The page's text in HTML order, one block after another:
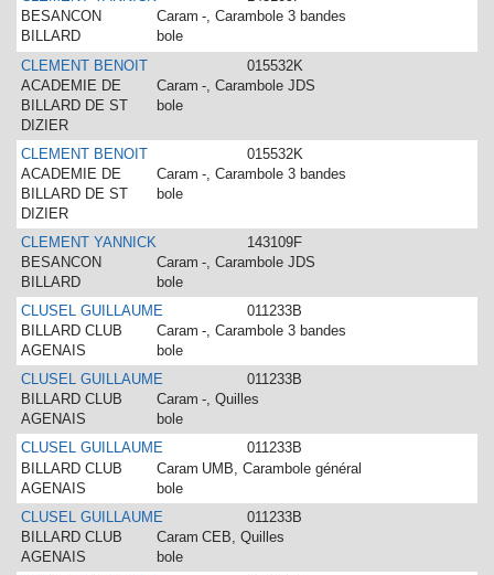
BESANCON
BILLARD
Caram
bole
-, Carambole 3 bandes
CLEMENT BENOIT
015532K
ACADEMIE DE
BILLARD DE ST
DIZIER
Caram
bole
-, Carambole JDS
CLEMENT BENOIT
015532K
ACADEMIE DE
BILLARD DE ST
DIZIER
Caram
bole
-, Carambole 3 bandes
CLEMENT YANNICK
143109F
BESANCON
BILLARD
Caram
bole
-, Carambole JDS
CLUSEL GUILLAUME
011233B
BILLARD CLUB
AGENAIS
Caram
bole
-, Carambole 3 bandes
CLUSEL GUILLAUME
011233B
BILLARD CLUB
AGENAIS
Caram
bole
-, Quilles
CLUSEL GUILLAUME
011233B
BILLARD CLUB
AGENAIS
Caram
bole
UMB, Carambole général
CLUSEL GUILLAUME
011233B
BILLARD CLUB
AGENAIS
Caram
bole
CEB, Quilles